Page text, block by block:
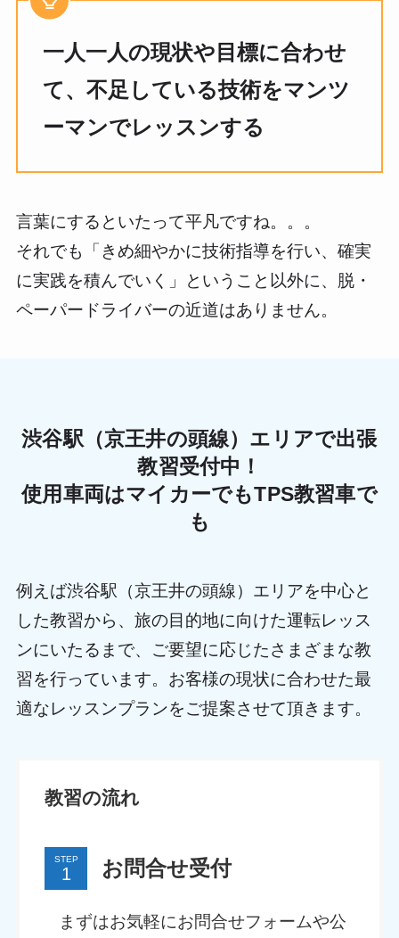
一人一人の現状や目標に合わせ
て、不足している技術をマンツ
ーマンでレッスンする
言葉にするといたって平凡ですね。。。
それでも「きめ細やかに技術指導を行い、確実
に実践を積んでいく」ということ以外に、脱・
ペーパードライバーの近道はありません。
渋谷駅（京王井の頭線）エリアで出張
教習受付中！
使用車両はマイカーでもTPS教習車で
も
例えば渋谷駅（京王井の頭線）エリアを中心と
した教習から、旅の目的地に向けた運転レッス
ンにいたるまで、ご要望に応じたさまざまな教
習を行っています。お客様の現状に合わせた最
適なレッスンプランをご提案させて頂きます。
教習の流れ
STEP お問合せ受付
まずはお気軽にお問合せフォームや公